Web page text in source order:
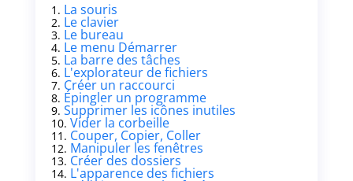
La souris
Le clavier
Le bureau
Le menu Démarrer
La barre des tâches
L'explorateur de fichiers
Créer un raccourci
Épingler un programme
Supprimer les icônes inutiles
Vider la corbeille
Couper, Copier, Coller
Manipuler les fenêtres
Créer des dossiers
L'apparence des fichiers